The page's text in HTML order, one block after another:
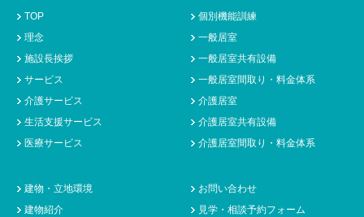
TOP
理念
施設長挨拶
サービス
介護サービス
生活支援サービス
医療サービス
個別機能訓練
一般居室
一般居室共有設備
一般居室間取り・料金体系
介護居室
介護居室共有設備
介護居室間取り・料金体系
建物・立地環境
建物紹介
お問い合わせ
見学・相談予約フォーム